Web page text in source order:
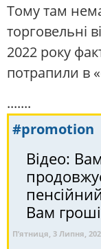
Тому там
торговельні
2022 року
потрапили в
.......
#promotion
Відео:
Вам гроші
П’ятниця, 3 Липня,